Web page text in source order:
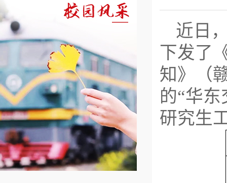
近日
下发了
知》（
的“华
研究生